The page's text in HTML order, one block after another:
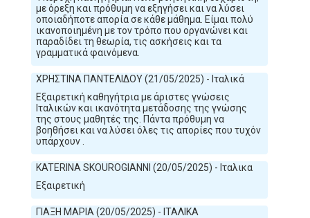
με όρεξη και πρόθυμη να εξηγήσει και να λύσει
οποιαδήποτε απορία σε κάθε μάθημα. Είμαι πολύ
ικανοποιημένη με τον τρόπο που οργανώνει και
παραδίδει τη θεωρία, τις ασκήσεις και τα
γραμματικά φαινόμενα.
ΧΡΗΣΤΙΝΑ ΠΑΝΤΕΛΙΔΟΥ (21/05/2025) - Ιταλικά
Εξαιρετική καθηγήτρια με άριστες γνώσεις
Ιταλικών και ικανότητα μετάδοσης της γνώσης
της στους μαθητές της. Πάντα πρόθυμη να
βοηθήσει και να λύσει όλες τις απορίες που τυχόν
υπάρχουν .
KATERINA SKOUROGIANNI (20/05/2025) - Ιταλικα
Εξαιρετική
ΓΙΑΞΗ ΜΑΡΙΑ (20/05/2025) - ITAΛΙΚΑ